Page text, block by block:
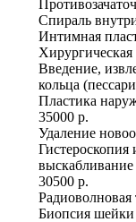
Спираль
Интимная
Введение,
кольца
Пластика
35000 р.
Удаление
Гистероскопия
выскабливание
30500 р.
Биопсия шейки